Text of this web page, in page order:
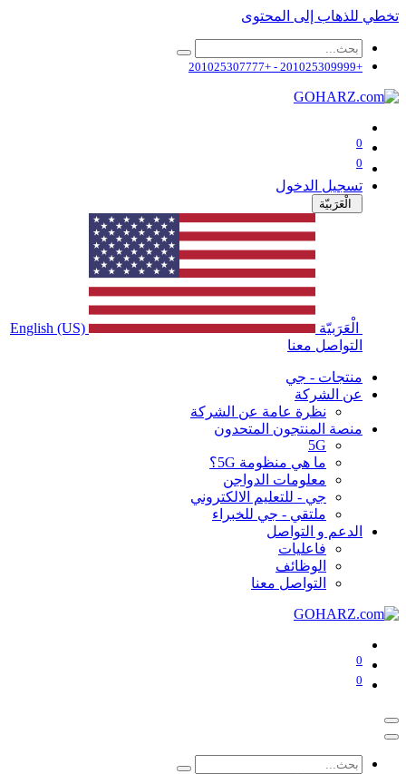
تخطي للذهاب إلى المحتوى
+201025309999 - +201025307777
0
0
تسجيل الدخول
الْعَرَبيّة
الْعَرَبيّة
English (US)
التواصل معنا
منتجات - جي
عن الشركة
نظرة عامة عن الشركة
منصة المنتجون المتحدون
5G
ما هي منظومة 5G؟
معلومات الدواجن
جي - للتعليم الالكتروني
ملتقي - جي للخبراء
الدعم و التواصل
فاعليات
الوظائف
التواصل معنا
0
0